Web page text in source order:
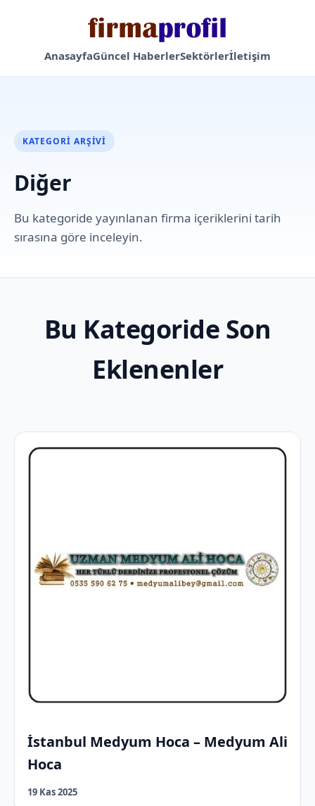
AnasayfaGüncel HaberlerSektörlerİletişim
KATEGORI ARŞIVI
Diğer
Bu kategoride yayınlanan firma içeriklerini tarih
sırasına göre inceleyin.
Bu Kategoride Son
Eklenenler
İstanbul Medyum Hoca – Medyum Ali
Hoca
19 Kas 2025